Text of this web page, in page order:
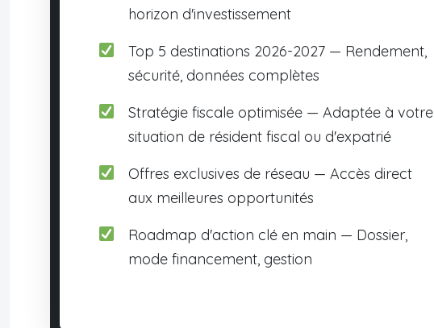
horizon d'investissement
Top 5 destinations 2026-2027 — Rendement,
sécurité, données complètes
Stratégie fiscale optimisée — Adaptée à votre
situation de résident fiscal ou d'expatrié
Offres exclusives de réseau — Accès direct
aux meilleures opportunités
Roadmap d'action clé en main — Dossier,
mode financement, gestion